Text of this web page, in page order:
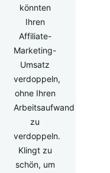
könnten
Ihren
Affiliate-
Marketing-
Umsatz
verdoppeln,
ohne Ihren
Arbeitsaufwand
zu
verdoppeln.
Klingt zu
schön, um